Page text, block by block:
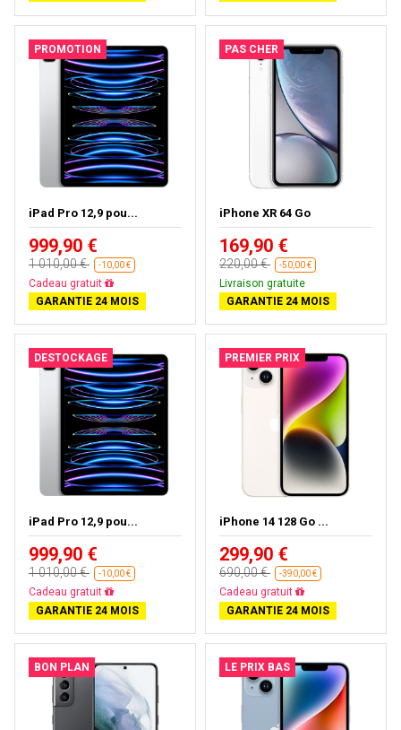
PROMOTION
iPad Pro 12,9 pou...
999,90 €
1 010,00 € -10,00 €
Presque épuisé
GARANTIE 24 MOIS
PAS CHER
iPhone XR 64 Go
169,90 €
220,00 € -50,00 €
Livraison gratuite
GARANTIE 24 MOIS
DESTOCKAGE
iPad Pro 12,9 pou...
999,90 €
1 010,00 € -10,00 €
Presque épuisé
GARANTIE 24 MOIS
PREMIER PRIX
iPhone 14 128 Go ...
299,90 €
690,00 € -390,00 €
Livraison gratuite
GARANTIE 24 MOIS
BON PLAN LE PRIX BAS